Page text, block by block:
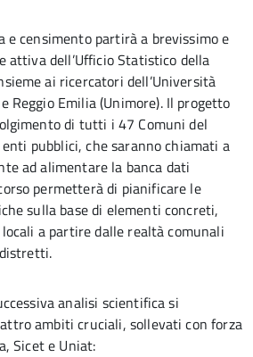
e censimento partirà a brevissimo e
attiva dell’Ufficio Statistico della
ai ricercatori dell’Università
Reggio Emilia (Unimore). Il progetto
di tutti i 47 Comuni del
pubblici, che saranno chiamati a
ad alimentare la banca dati
permetterà di pianificare le
sulla base di elementi concreti,
a partire dalle realtà comunali
analisi scientifica si
ambiti cruciali, sollevati con forza
Sicet e Uniat: